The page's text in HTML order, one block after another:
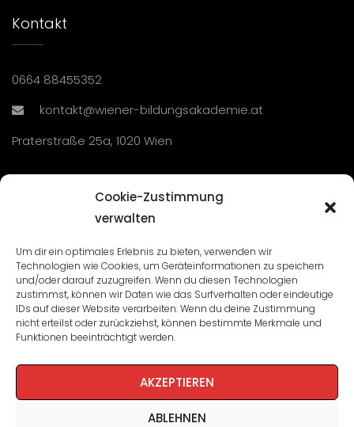
Cookie-Zustimmung
verwalten
Um dir ein optimales Erlebnis zu bieten, verwenden wir
Technologien wie Cookies, um Geräteinformationen zu speichern
und/oder darauf zuzugreifen. Wenn du diesen Technologien
zustimmst, können wir Daten wie das Surfverhalten oder eindeutige
IDs auf dieser Website verarbeiten. Wenn du deine Zustimmung
nicht erteilst oder zurückziehst, können bestimmte Merkmale und
Funktionen beeinträchtigt werden.
AKZEPTIEREN
ABLEHNEN
Kontakt
0664 88455352
kontakt@wiener-bildungsakademie.at
Praterstraße 25a, 1020 Wien
Seminare und Veranstaltungen
Lehrgänge
WBA: Direktion und Team
Impressum/Datenschutz
Cookie-Richtlinie